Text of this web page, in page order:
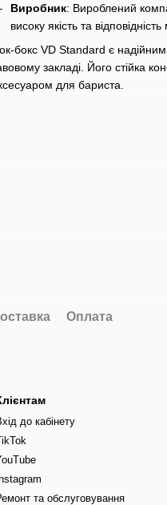
Виробник: Вироблений
високу якість та
бокс VD Standard є
закладі. Його стійка
для бариста.
Оплата
до кабінету
та обслуговування